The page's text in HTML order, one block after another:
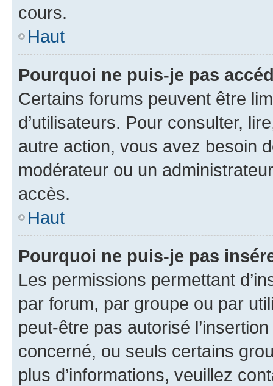
cours.
Haut
Pourquoi ne puis-je pas
Certains forums peuvent être
d’utilisateurs. Pour consulter,
autre action, vous avez besoin
modérateur ou un
accès.
Haut
Pourquoi ne puis-je pas
Les permissions permettant
par forum, par groupe ou par
peut-être pas autorisé
concerné, ou seuls certains
plus d’informations, veuillez